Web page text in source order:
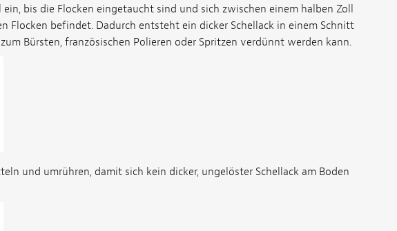
bis die Flocken eingetaucht sind und sich zwischen einem halben Zoll
Flocken befindet. Dadurch entsteht ein dicker Schellack in einem Schnitt
Bürsten, französischen Polieren oder Spritzen verdünnt werden kann.
und umrühren, damit sich kein dicker, ungelöster Schellack am Boden